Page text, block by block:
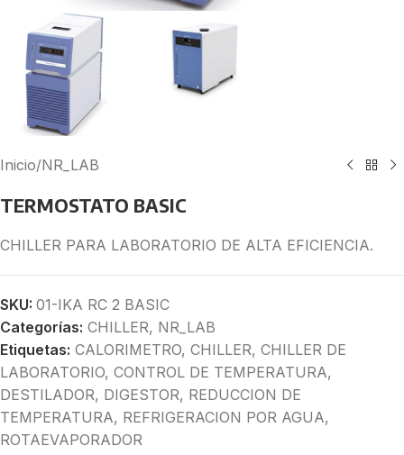
Inicio/NR_LAB
TERMOSTATO BASIC
CHILLER PARA LABORATORIO DE ALTA EFICIENCIA.
SKU: 01-IKA RC 2 BASIC
Categorías: CHILLER, NR_LAB
Etiquetas: CALORIMETRO, CHILLER, CHILLER DE
LABORATORIO, CONTROL DE TEMPERATURA,
DESTILADOR, DIGESTOR, REDUCCION DE
TEMPERATURA, REFRIGERACION POR AGUA,
ROTAEVAPORADOR